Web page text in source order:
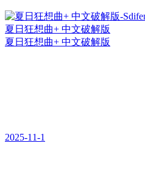
夏日狂想曲+ 中文破解版
夏日狂想曲+ 中文破解版
2025-11-1